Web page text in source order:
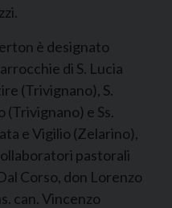
è designato
di S. Lucia
(Trivignano), S.
e Ss.
e Vigilio (Zelarino),
pastorali
Corso, don Lorenzo
can. Vincenzo